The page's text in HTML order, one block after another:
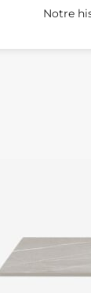
Notre